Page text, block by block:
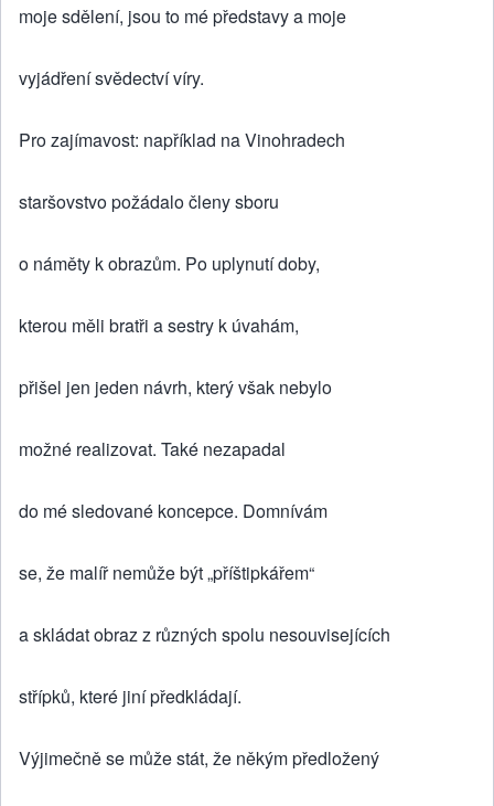
moje sdělení, jsou to mé představy a moje
vyjádření svědectví víry.
Pro zajímavost: například na Vinohradech
staršovstvo požádalo členy sboru
o náměty k obrazům. Po uplynutí doby,
kterou měli bratři a sestry k úvahám,
přišel jen jeden návrh, který však nebylo
možné realizovat. Také nezapadal
do mé sledované koncepce. Domnívám
se, že malíř nemůže být „příštipkářem“
a skládat obraz z různých spolu nesouvisejících
střípků, které jiní předkládají.
Výjimečně se může stát, že někým předložený